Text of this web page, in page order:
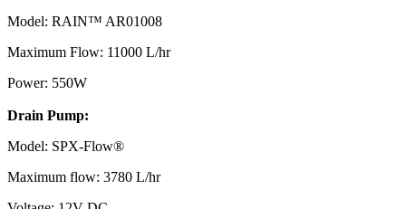
Model: RAIN™ AR01008
Maximum Flow: 11000 L/hr
Power: 550W
Drain Pump:
Model: SPX-Flow®
Maximum flow: 3780 L/hr